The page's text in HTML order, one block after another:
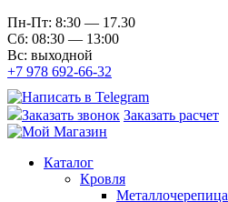
Пн-Пт: 8:30 — 17.30
Сб: 08:30 — 13:00
Вс: выходной
+7 978 692-66-32
Заказать звонок Заказать расчет
Каталог
Кровля
Металлочерепица